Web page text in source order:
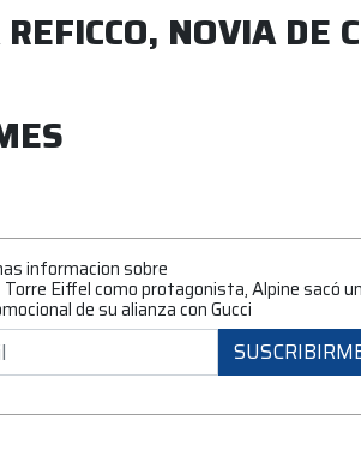
NOVIA DE
informacion sobre
Torre Eiffel como protagonista, Alpine sacó un
de su alianza con Gucci